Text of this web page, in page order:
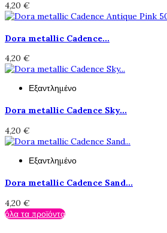
4,20 €
Dora metallic Cadence...
4,20 €
Εξαντλημένο
Dora metallic Cadence Sky...
4,20 €
Εξαντλημένο
Dora metallic Cadence Sand...
4,20 €
όλα τα προϊόντα